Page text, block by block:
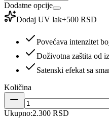
Dodatne opcije
Dodaj UV lak+500 RSD
Povećava intenzitet
Doživotna zaštita od
Satenski efekat sa
Količina
Ukupno:2.300 RSD